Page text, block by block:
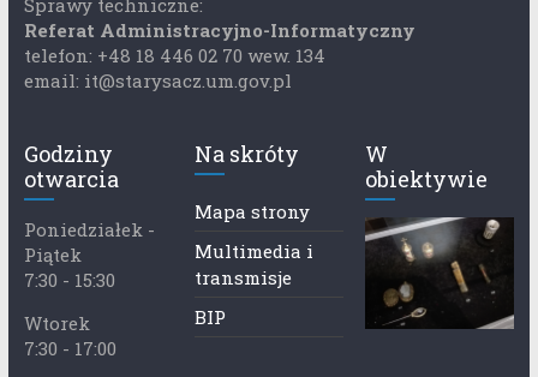
Referat Administracyjno-Informatyczny
telefon: +48 18 446 02 70 wew. 134
email: it@starysacz.um.gov.pl
Godziny
otwarcia
Poniedziałek -
Piątek
7:30 - 15:30
Wtorek
7:30 - 17:00
Na skróty
Mapa strony
Multimedia i
transmisje
BIP
W
obiektywie